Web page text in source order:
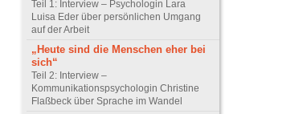
Teil 1: Interview – Psychologin Lara
Luisa Eder über persönlichen Umgang
auf der Arbeit
„Heute sind die Menschen eher bei
sich“
Teil 2: Interview –
Kommunikationspsychologin Christine
Flaßbeck über Sprache im Wandel